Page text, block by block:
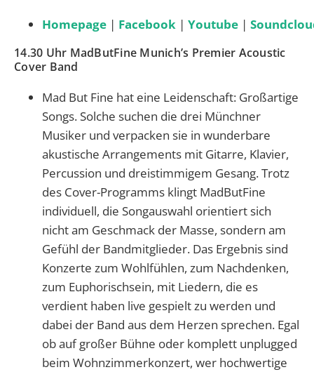
Homepage | Facebook | Youtube |
14.30 Uhr MadButFine Munich’s Premier Acoustic
Cover Band
Mad But Fine hat eine Leidenschaft: Großartige
Songs. Solche suchen die drei Münchner
Musiker und verpacken sie in wunderbare
akustische Arrangements mit Gitarre, Klavier,
Percussion und dreistimmigem Gesang. Trotz
des Cover-Programms klingt MadButFine
individuell, die Songauswahl orientiert sich
nicht am Geschmack der Masse, sondern am
Gefühl der Bandmitglieder. Das Ergebnis sind
Konzerte zum Wohlfühlen, zum Nachdenken,
zum Euphorischsein, mit Liedern, die es
verdient haben live gespielt zu werden und
dabei der Band aus dem Herzen sprechen. Egal
ob auf großer Bühne oder komplett unplugged
beim Wohnzimmerkonzert, wer hochwertige